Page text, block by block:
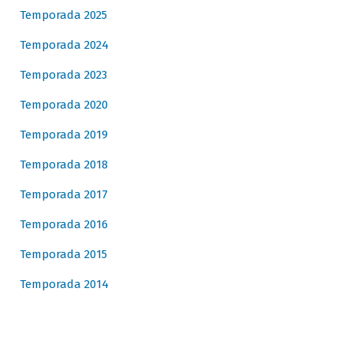
Temporada 2025
Temporada 2024
Temporada 2023
Temporada 2020
Temporada 2019
Temporada 2018
Temporada 2017
Temporada 2016
Temporada 2015
Temporada 2014